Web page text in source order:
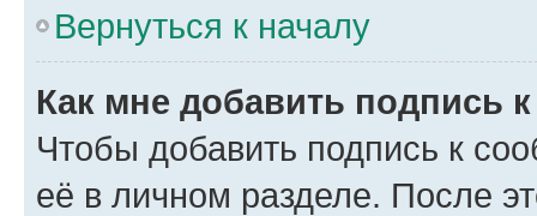
Вернуться к началу
Как мне добавить подпись
Чтобы добавить подпись к
её в личном разделе. После